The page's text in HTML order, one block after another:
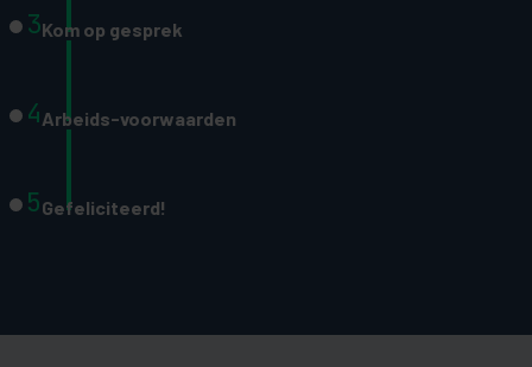
3Kom op gesprek
4Arbeids-voorwaarden
5Gefeliciteerd!